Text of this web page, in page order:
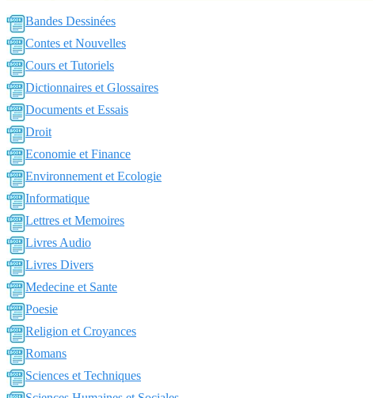
Bandes Dessinées
Contes et Nouvelles
Cours et Tutoriels
Dictionnaires et Glossaires
Documents et Essais
Droit
Economie et Finance
Environnement et Ecologie
Informatique
Lettres et Memoires
Livres Audio
Livres Divers
Medecine et Sante
Poesie
Religion et Croyances
Romans
Sciences et Techniques